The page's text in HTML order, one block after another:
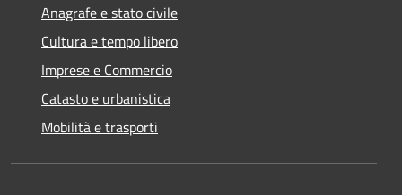
Anagrafe e stato civile
Cultura e tempo libero
Imprese e Commercio
Catasto e urbanistica
Mobilità e trasporti